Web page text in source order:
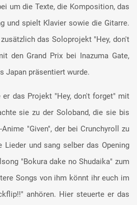
um die Texte, die Komposition, das
und spielt Klavier sowie die Gitarre.
das Soloprojekt "Hey, don't
den Grand Prix bei Inazuma Gate,
Japan präsentiert wurde.
das Projekt "Hey, don't forget" mit
sie zu der Soloband, die sie bis
"Given", der bei Crunchyroll zu
und sang selber das Opening
"Bokura dake no Shudaika" zum
Songs von ihm könnt ihr euch im
anhören. Hier steuerte er das